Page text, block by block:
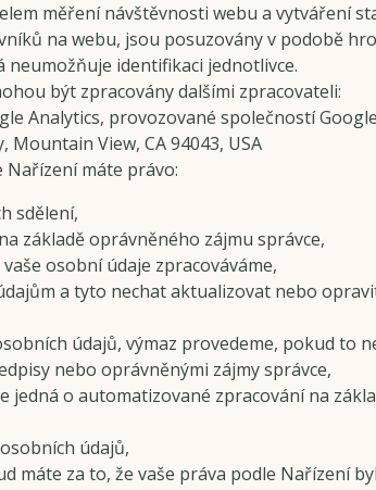
měření návštěvnosti webu a vytváření
na webu, jsou posuzovány v podobě
identifikaci jednotlivce.
být zpracovány dalšími zpracovateli:
Analytics, provozované společností
Mountain View, CA 94043, USA
Nařízení máte právo:
sdělení,
základě oprávněného zájmu správce,
osobní údaje zpracováváme,
a tyto nechat aktualizovat nebo
údajů, výmaz provedeme, pokud to
nebo oprávněnými zájmy správce,
jedná o automatizované zpracování na
údajů,
máte za to, že vaše práva podle Nařízení